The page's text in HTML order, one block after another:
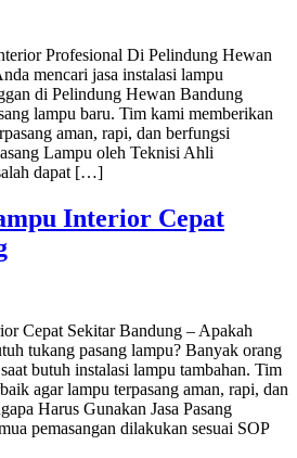
Profesional Di Pelindung Hewan
mencari jasa instalasi lampu
di Pelindung Hewan Bandung
lampu baru. Tim kami memberikan
aman, rapi, dan berfungsi
Lampu oleh Teknisi Ahli
dapat […]
Interior Cepat
Cepat Sekitar Bandung – Apakah
tukang pasang lampu? Banyak orang
butuh instalasi lampu tambahan. Tim
agar lampu terpasang aman, rapi, dan
Harus Gunakan Jasa Pasang
pemasangan dilakukan sesuai SOP